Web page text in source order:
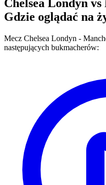
Chelsea Londyn vs
Gdzie oglądać na
Mecz Chelsea Londyn -
następujących bukmacherów: